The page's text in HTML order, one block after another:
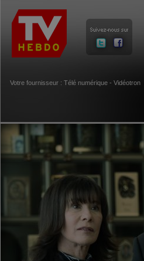
Votre fournisseur : Télé numérique - Vidéotron